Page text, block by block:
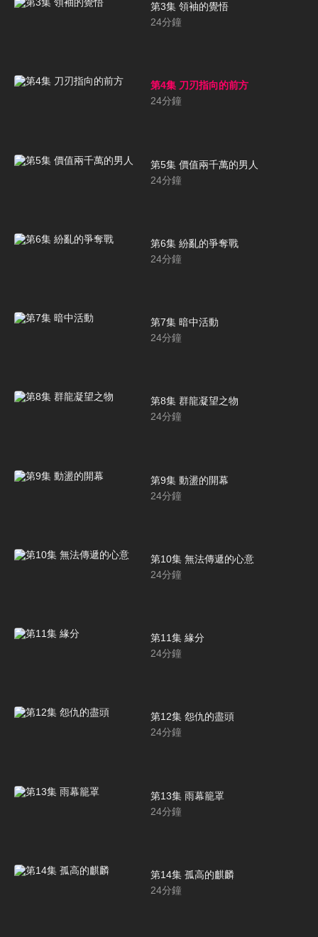
第3集 領袖的覺悟
24分鐘
第4集 刀刃指向的前方
24分鐘
第5集 價值兩千萬的男人
24分鐘
第6集 紛亂的爭奪戰
24分鐘
第7集 暗中活動
24分鐘
第8集 群龍凝望之物
24分鐘
第9集 動盪的開幕
24分鐘
第10集 無法傳遞的心意
24分鐘
第11集 緣分
24分鐘
第12集 怨仇的盡頭
24分鐘
第13集 雨幕籠罩
24分鐘
第14集 孤高的麒麟
24分鐘